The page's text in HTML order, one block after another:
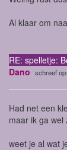
Al klaar om
RE: spelletje:
Dano schreef
Had net een
maar ik ga wel
weet je al wat